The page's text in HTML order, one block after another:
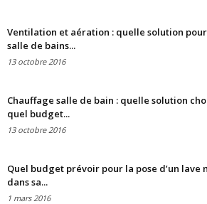
Ventilation et aération : quelle solution
salle de bains...
13 octobre 2016
Chauffage salle de bain : quelle solution
quel budget...
13 octobre 2016
Quel budget prévoir pour la pose d’un lave
dans sa...
1 mars 2016